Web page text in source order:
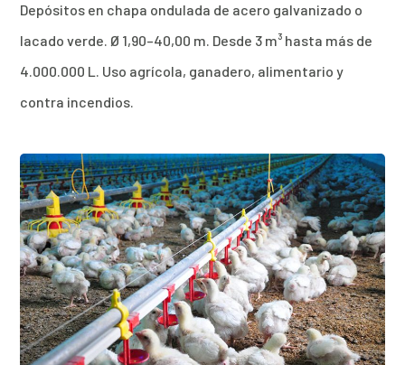
Depósitos en chapa ondulada de acero galvanizado o
lacado verde. Ø 1,90–40,00 m. Desde 3 m³ hasta más de
4.000.000 L. Uso agrícola, ganadero, alimentario y
contra incendios.